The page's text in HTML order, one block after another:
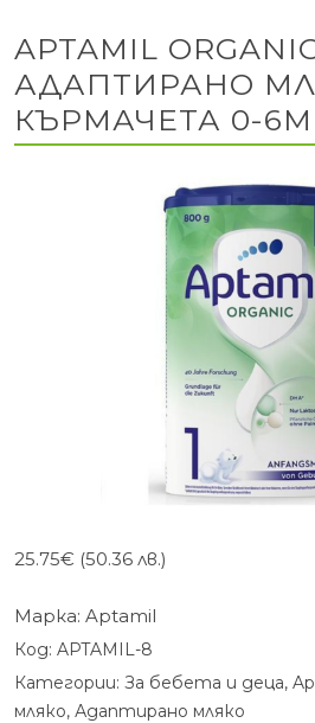
APTAMIL
АДАПТИРАНО
КЪРМАЧЕТА 0-6М
25.75€ (50.36 лв.)
Марка: Aptamil
Код: APTAMIL-8
Категории: За бебета и деца,
мляко, Адаптирано мляко